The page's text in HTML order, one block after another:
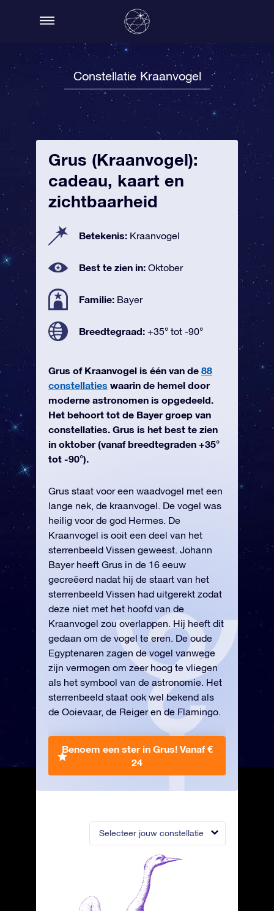
Constellatie Kraanvogel
Selecteer jouw constellatie
Grus (Kraanvogel):
cadeau, kaart en
zichtbaarheid
Betekenis: Kraanvogel
Best te zien in: Oktober
Familie: Bayer
Breedtegraad: +35° tot -90°
Grus of Kraanvogel is één van de 88
constellaties waarin de hemel door
moderne astronomen is opgedeeld.
Het behoort tot de Bayer groep van
constellaties. Grus is het best te zien
in oktober (vanaf breedtegraden +35°
tot -90°).
Grus staat voor een waadvogel met een
lange nek, de kraanvogel. De vogel was
heilig voor de god Hermes. De
Kraanvogel is ooit een deel van het
sterrenbeeld Vissen geweest. Johann
Bayer heeft Grus in de 16 eeuw
gecreëerd nadat hij de staart van het
sterrenbeeld Vissen had uitgerekt zodat
deze niet met het hoofd van de
Kraanvogel zou overlappen. Hij heeft dit
gedaan om de vogel te eren. De oude
Egyptenaren zagen de vogel vanwege
zijn vermogen om zeer hoog te vliegen
als het symbool van de astronomie. Het
sterrenbeeld staat ook wel bekend als
de Ooievaar, de Reiger en de Flamingo.
Benoem een ster in Grus! Vanaf €
24